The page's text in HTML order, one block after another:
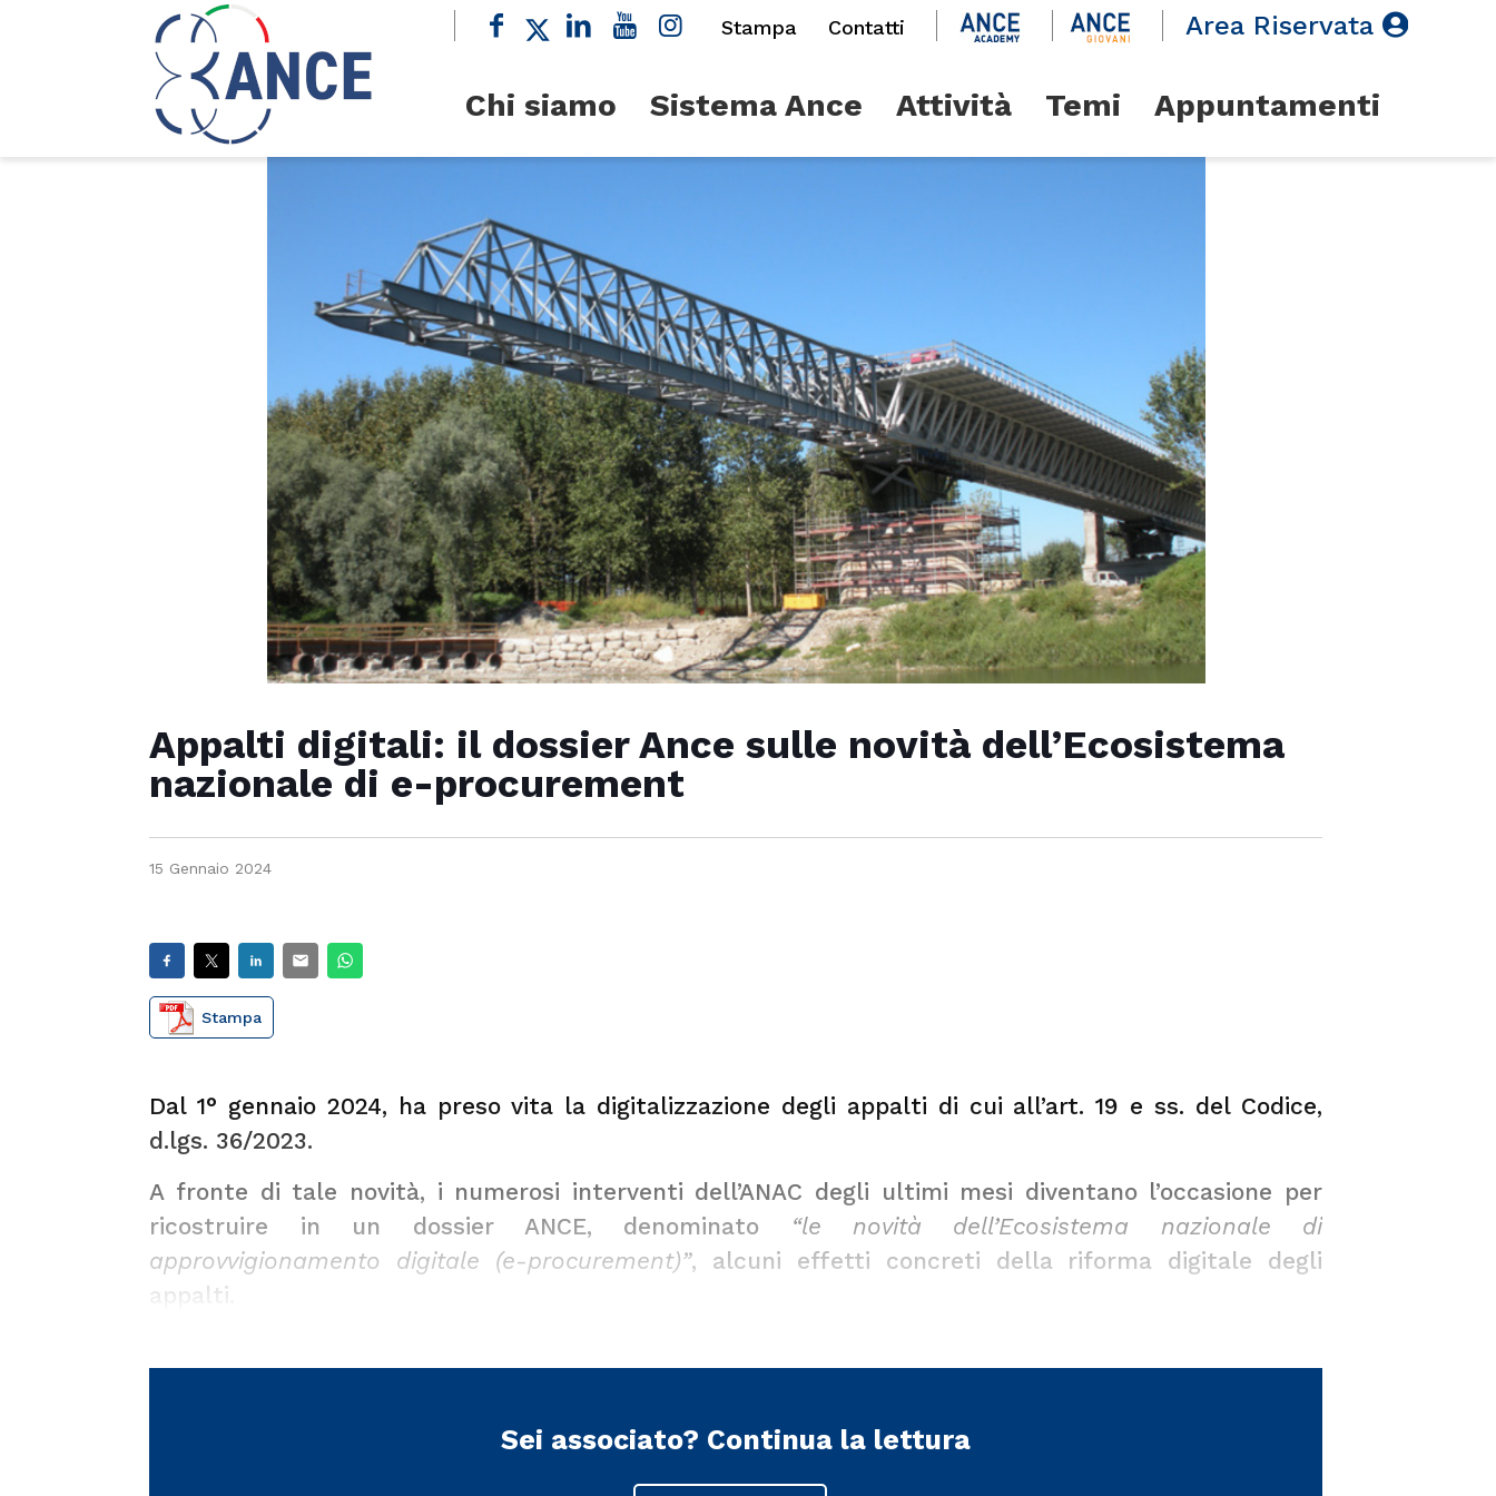
Stampa Contatti Area Riservata
Chi siamo Sistema Ance Attività Temi Appuntamenti
Appalti digitali: il dossier Ance sulle novità dell’Ecosistema
nazionale di e-procurement
15 Gennaio 2024
Stampa
Dal 1° gennaio 2024, ha preso vita la digitalizzazione degli appalti di cui all’art. 19 e ss. del Codice,
d.lgs. 36/2023.
A fronte di tale novità, i numerosi interventi dell’ANAC degli ultimi mesi diventano l’occasione per
ricostruire in un dossier ANCE, denominato “le novità dell’Ecosistema nazionale di
approvvigionamento digitale (e-procurement)”, alcuni effetti concreti della riforma digitale degli
appalti.
Sei associato? Continua la lettura